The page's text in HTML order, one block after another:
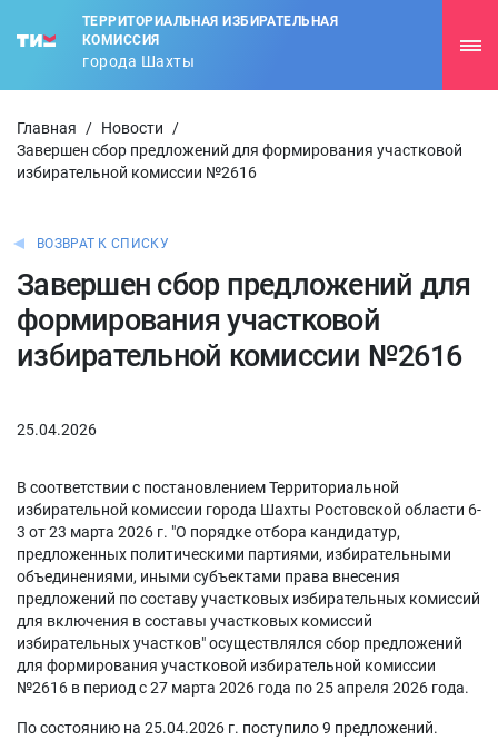
ТЕРРИТОРИАЛЬНАЯ ИЗБИРАТЕЛЬНАЯ
КОМИССИЯ
города Шахты
Главная / Новости
/
Завершен сбор предложений для формирования участковой
избирательной комиссии №2616
ВОЗВРАТ К СПИСКУ
Завершен сбор предложений для
формирования участковой
избирательной комиссии №2616
25.04.2026
В соответствии с постановлением Территориальной
избирательной комиссии города Шахты Ростовской области 6-
3 от 23 марта 2026 г. "О порядке отбора кандидатур,
предложенных политическими партиями, избирательными
объединениями, иными субъектами права внесения
предложений по составу участковых избирательных комиссий
для включения в составы участковых комиссий
избирательных участков" осуществлялся сбор предложений
для формирования участковой избирательной комиссии
№2616 в период с 27 марта 2026 года по 25 апреля 2026 года.
По состоянию на 25.04.2026 г. поступило 9 предложений.